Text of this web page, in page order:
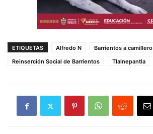
ETIQUETAS Alfredo N
Barrientos a camillero
Reinserción Social de Barrientos
Tlalnepantla